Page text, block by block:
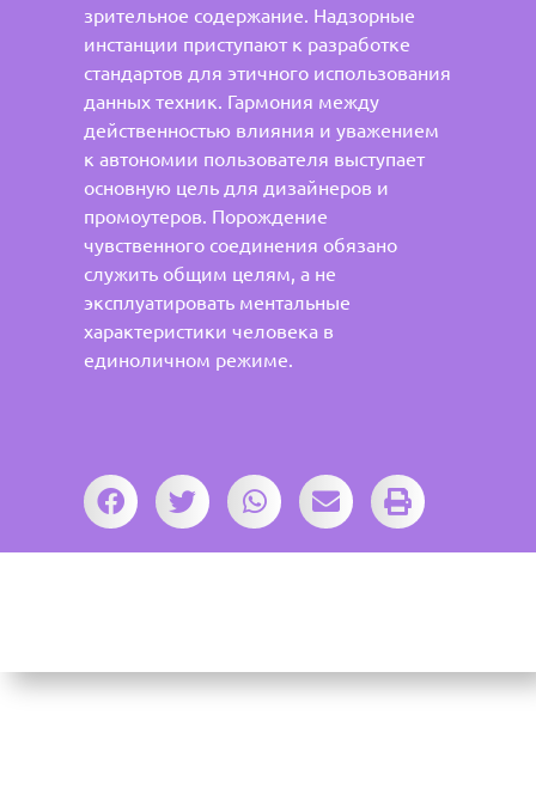
зрительное содержание. Надзорные
инстанции приступают к разработке
стандартов для этичного использования
данных техник. Гармония между
действенностью влияния и уважением
к автономии пользователя выступает
основную цель для дизайнеров и
промоутеров. Порождение
чувственного соединения обязано
служить общим целям, а не
эксплуатировать ментальные
характеристики человека в
единоличном режиме.